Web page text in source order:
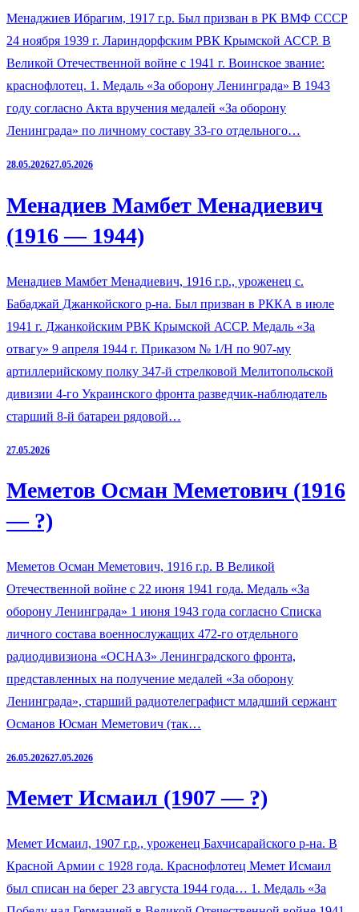
Менаджиев Ибрагим, 1917 г.р. Был призван в РК ВМФ СССР
24 ноября 1939 г. Лариндорфским РВК Крымской АССР. В
Великой Отечественной войне с 1941 г. Воинское звание:
краснофлотец. 1. Медаль «За оборону Ленинграда» В 1943
году согласно Акта вручения медалей «За оборону
Ленинграда» по личному составу 33-го отдельного…
28.05.202627.05.2026
Менадиев Мамбет Менадиевич
(1916 — 1944)
Менадиев Мамбет Менадиевич, 1916 г.р., уроженец с.
Бабаджай Джанкойского р-на. Был призван в РККА в июле
1941 г. Джанкойским РВК Крымской АССР. Медаль «За
отвагу» 9 апреля 1944 г. Приказом № 1/Н по 907-му
артиллерийскому полку 347-й стрелковой Мелитопольской
дивизии 4-го Украинского фронта разведчик-наблюдатель
старший 8-й батареи рядовой…
27.05.2026
Меметов Осман Меметович (1916
— ?)
Меметов Осман Меметович, 1916 г.р. В Великой
Отечественной войне с 22 июня 1941 года. Медаль «За
оборону Ленинграда» 1 июня 1943 года согласно Списка
личного состава военнослужащих 472-го отдельного
радиодивизиона «ОСНАЗ» Ленинградского фронта,
представленных на получение медалей «За оборону
Ленинграда», старший радиотелеграфист младший сержант
Османов Юсман Меметович (так…
26.05.202627.05.2026
Мемет Исмаил (1907 — ?)
Мемет Исмаил, 1907 г.р., уроженец Бахчисарайского р-на. В
Красной Армии с 1928 года. Краснофлотец Мемет Исмаил
был списан на берег 23 августа 1944 года… 1. Медаль «За